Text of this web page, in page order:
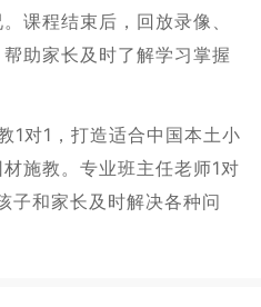
课程结束后，回放录像、
助家长及时了解学习掌握
1对1，打造适合中国本土小
施教。专业班主任老师1对
子和家长及时解决各种问